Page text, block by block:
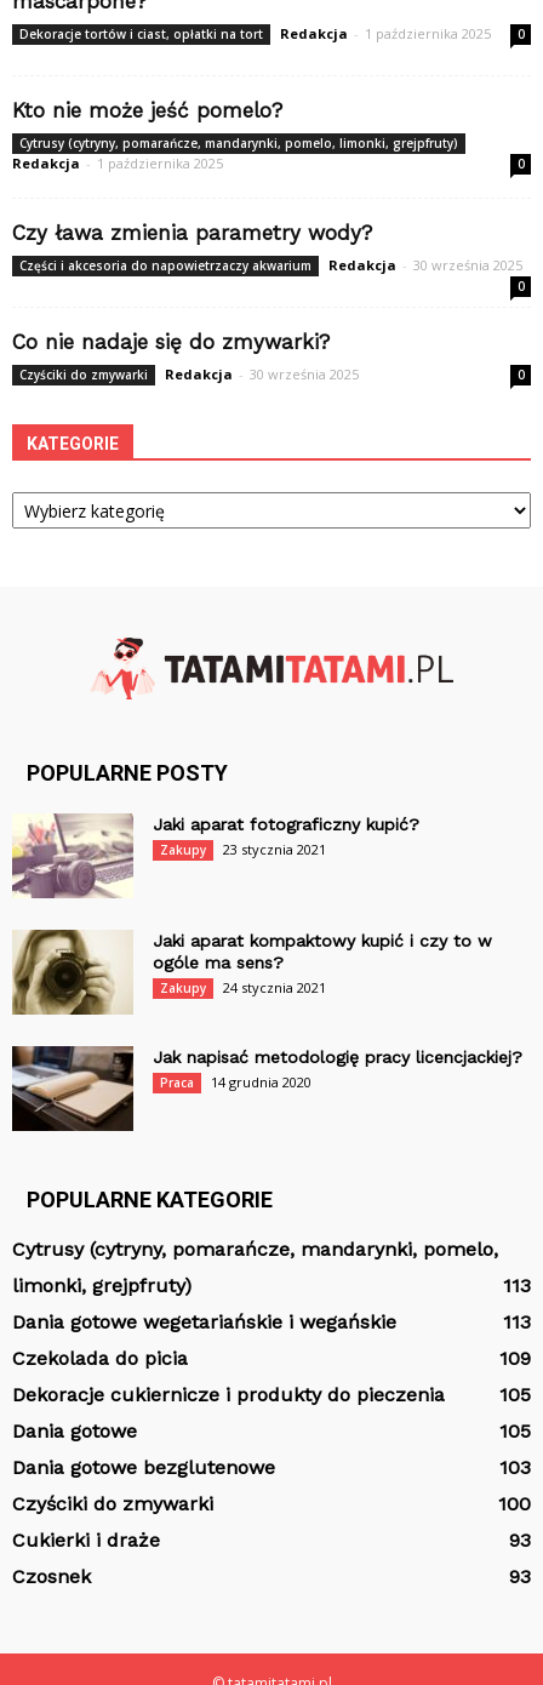
Dekoracje tortów i ciast, opłatki na tort Redakcja - 1 października 2025 0
Kto nie może jeść pomelo?
Cytrusy (cytryny, pomarańcze, mandarynki, pomelo, limonki, grejpfruty)
Redakcja - 1 października 2025 0
Czy ława zmienia parametry wody?
Części i akcesoria do napowietrzaczy akwarium Redakcja - 30 września 2025
0
Co nie nadaje się do zmywarki?
Czyściki do zmywarki Redakcja - 30 września 2025 0
KATEGORIE
Kategorie
POPULARNE POSTY
Jaki aparat fotograficzny kupić?
Zakupy 23 stycznia 2021
Jaki aparat kompaktowy kupić i czy to w
ogóle ma sens?
Zakupy 24 stycznia 2021
Jak napisać metodologię pracy licencjackiej?
Praca 14 grudnia 2020
POPULARNE KATEGORIE
Cytrusy (cytryny, pomarańcze, mandarynki, pomelo,
limonki, grejpfruty)
113
Dania gotowe wegetariańskie i wegańskie
113
Czekolada do picia
109
Dekoracje cukiernicze i produkty do pieczenia
105
Dania gotowe
105
Dania gotowe bezglutenowe
103
Czyściki do zmywarki
100
Cukierki i draże
93
Czosnek
93